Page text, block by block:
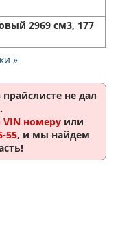
2969 см3, 177
»
прайслисте не дал
номеруили
55, и мы найдем